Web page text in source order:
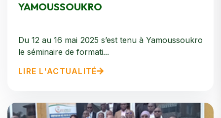
YAMOUSSOUKRO
Du 12 au 16 mai 2025 s’est tenu à Yamoussoukro
le séminaire de formati...
LIRE L'ACTUALITÉ